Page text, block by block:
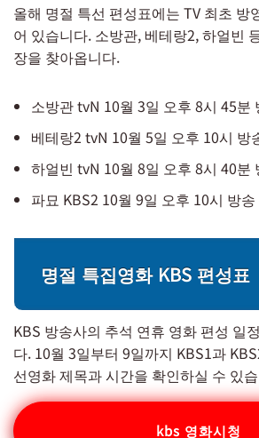
올해 명절 특선 편성표에는 TV 최초 방
어 있습니다. 소방관, 베테랑2, 하얼빈
장을 찾아옵니다.
소방관 tvN 10월 3일 오후 8시 45분
베테랑2 tvN 10월 5일 오후 10시 방
하얼빈 tvN 10월 8일 오후 8시 40분
파묘 KBS2 10월 9일 오후 10시 방송
명절 특집영화 KBS 편성표
KBS 방송사의 추석 연휴 영화 편성 일
다. 10월 3일부터 9일까지 KBS1과
선영화 제목과 시간을 확인하실 수 있
kbs 영화시청